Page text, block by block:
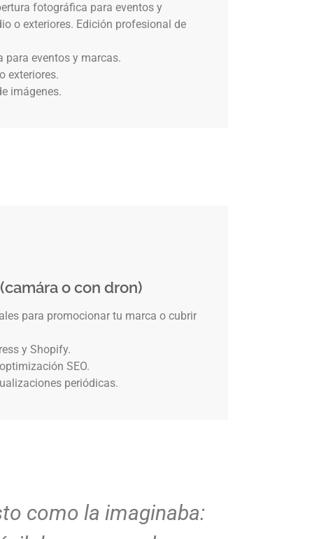
fotográfica para eventos y
o exteriores. Edición profesional de
para eventos y marcas.
exteriores.
imágenes.
o con dron)
para promocionar tu marca o cubrir
y Shopify.
SEO.
periódicas.
como la imaginaba: